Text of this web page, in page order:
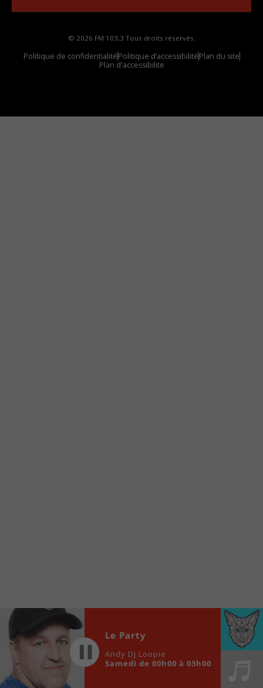
© 2026 FM 103,3 Tous droits réservés.
Politique de confidentialitéPolitique d’accessibilitéPlan du site
Plan d'accessibilite
locale vous sont maintenant accessibles en un clic!
Audio
Player
00:00 00:00
Le Party
Andy DJ Loopie
Samedi de 00h00 à 03h00